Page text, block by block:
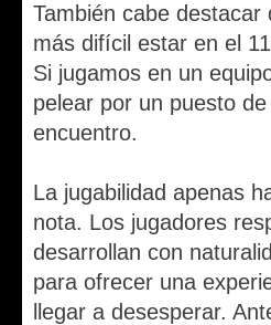
También cabe
más difícil estar en el
Si jugamos en un
pelear por un puesto
encuentro.
La jugabilidad apenas
nota. Los jugadores
desarrollan con
para ofrecer una
llegar a desesperar.